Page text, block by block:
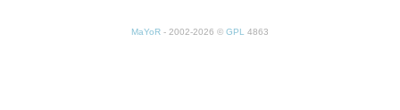
MaYoR - 2002-2026 © GPL 4863